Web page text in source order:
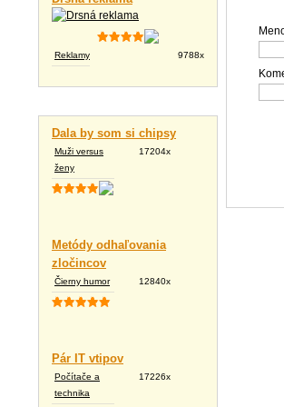
Reklamy 9788x
Dala by som si chipsy
Muži versus
ženy
17204x
Metódy odhaľovania
zločincov
Čierny humor 12840x
Pár IT vtipov
Počítače a
technika
17226x